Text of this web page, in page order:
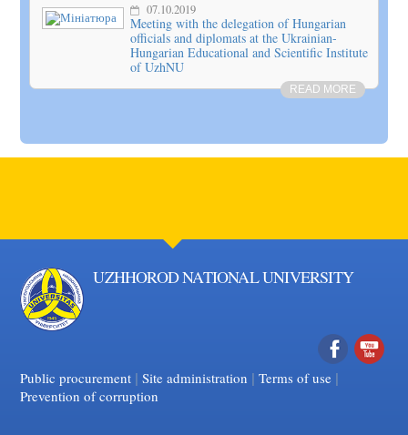
07.10.2019
Meeting with the delegation of Hungarian
officials and diplomats at the Ukrainian-
Hungarian Educational and Scientific Institute
of UzhNU
READ MORE
UZHHOROD NATIONAL UNIVERSITY
Facebook
Public procurement | Site administration | Terms of use |
Prevention of corruption